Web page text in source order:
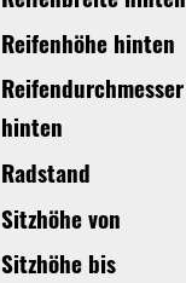
Reifenhöhe hinten
Reifendurchmesser
hinten
Radstand
Sitzhöhe von
Sitzhöhe bis